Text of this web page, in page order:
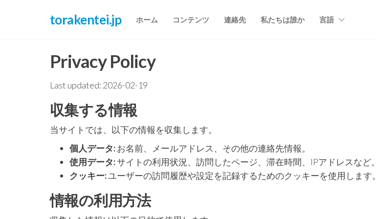
torakentei.jp ホーム コンテンツ 連絡先 私たちは誰か 言語
Privacy Policy
Last updated: 2026-02-19
収集する情報
当サイトでは、以下の情報を収集します。
個人データ:お名前、メールアドレス、その他の連絡先情報。
使用データ:サイトの利用状況、訪問したページ、滞在時間、IPアドレスなど。
クッキー:ユーザーの訪問履歴や設定を記録するためのクッキーを使用します。
情報の利用方法